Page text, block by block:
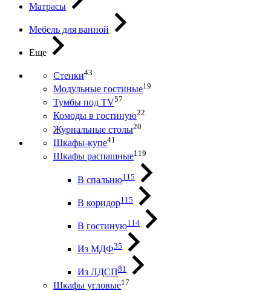
Матрасы
Мебель для ванной
Еще
Стенки43
Модульные гостиные19
Тумбы под ТV57
Комоды в гостиную22
Журнальные столы20
Шкафы-купе41
Шкафы распашные119
В спальню115
В коридор115
В гостиную114
Из МДФ35
Из ЛДСП81
Шкафы угловые17